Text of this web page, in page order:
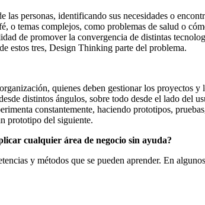
personas, identificando sus necesidades o
o temas complejos, como problemas de salud o
de promover la convergencia de distintas
estos tres, Design Thinking parte del problema.
quienes deben gestionar los proyectos
distintos ángulos, sobre todo desde el lado del
constantemente, haciendo prototipos,
prototipo del siguiente.
cualquier área de negocio sin ayuda?
y métodos que se pueden aprender. En